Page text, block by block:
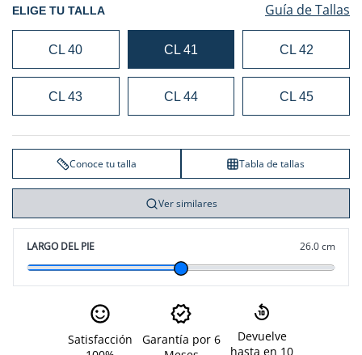
ELIGE TU TALLA Guía de Tallas
CL 40 CL 41 CL 42
CL 43 CL 44 CL 45
Conoce tu talla Tabla de tallas
Ver similares
LARGO DEL PIE 26.0 cm
Satisfacción
Garantía por 6
Devuelve
hasta en 10